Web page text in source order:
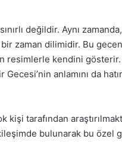
değildir. Aynı
zaman dilimidir. Bu
resimlerle kendini
anlamını da
tarafından
bulunarak bu özel